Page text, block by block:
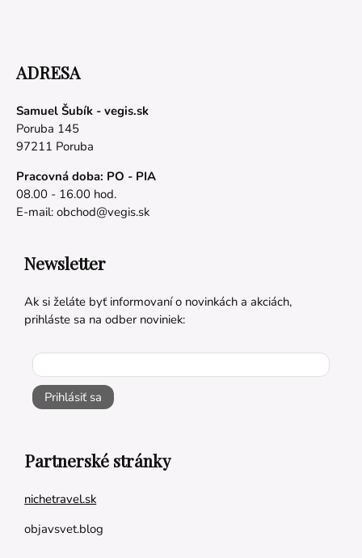
ADRESA
Samuel Šubík - vegis.sk
Poruba 145
97211 Poruba
Pracovná doba: PO - PIA
08.00 - 16.00 hod.
E-mail: obchod@vegis.sk
Newsletter
Ak si želáte byť informovaní o novinkách a akciách,
prihláste sa na odber noviniek:
Prihlásiť sa
Partnerské stránky
nichetravel.sk
objavsvet.blog